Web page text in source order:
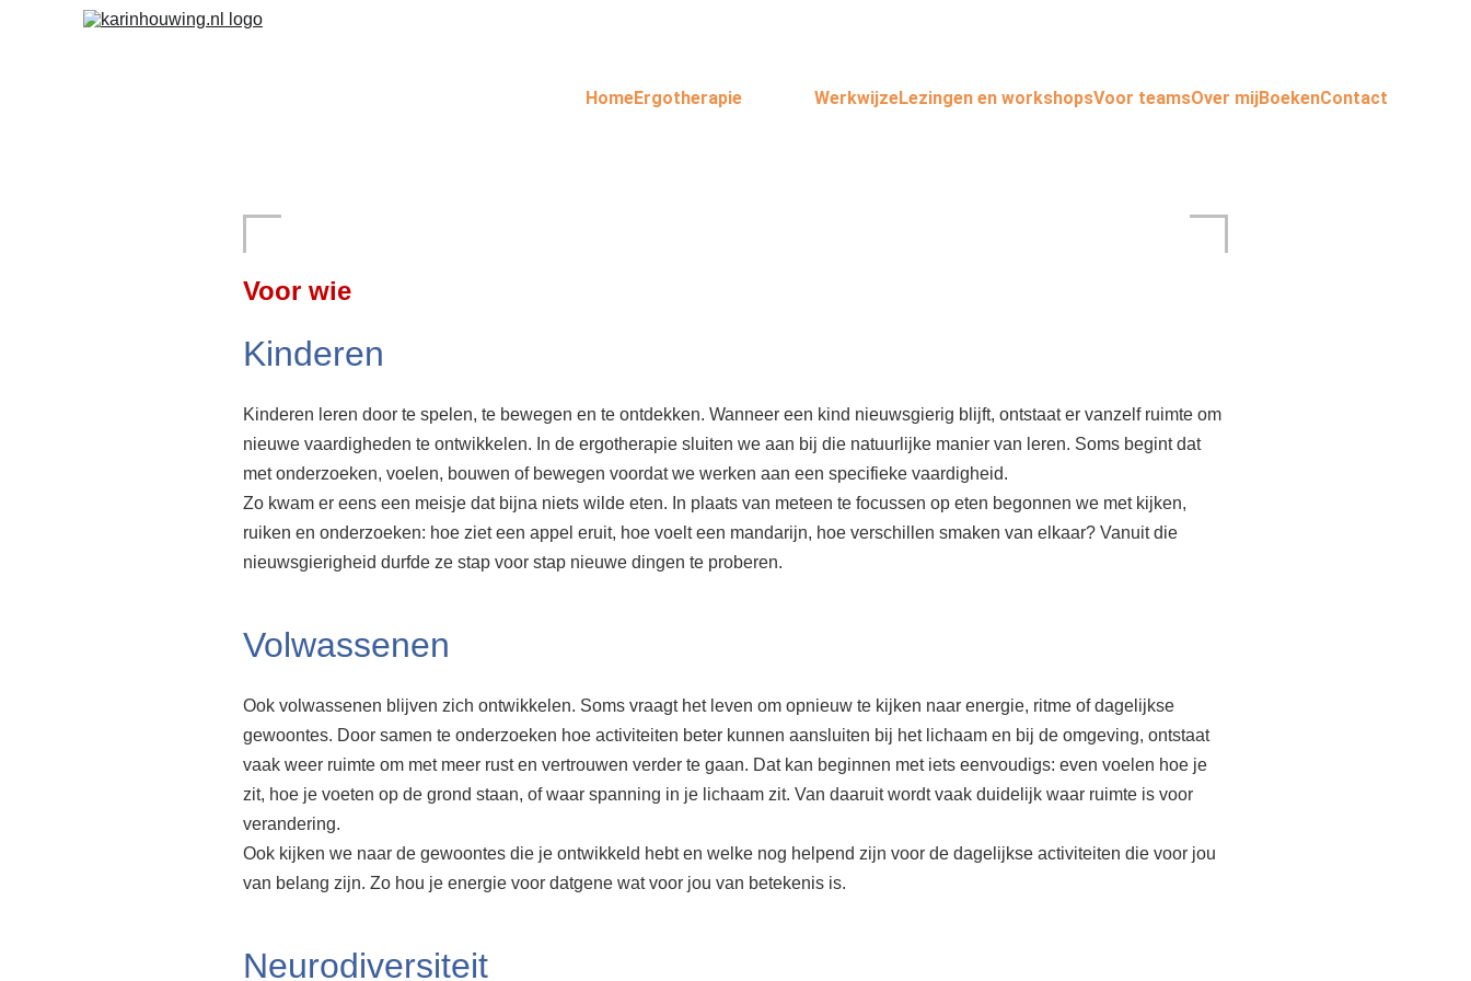
HomeErgotherapie WerkwijzeLezingen en workshopsVoor teamsOver mijBoekenContact